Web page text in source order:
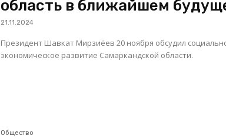
область в ближайшем
21.11.2024
Президент Шавкат Мирзиёев 20 ноября обсудил
экономическое развитие Самаркандской области.
Общество